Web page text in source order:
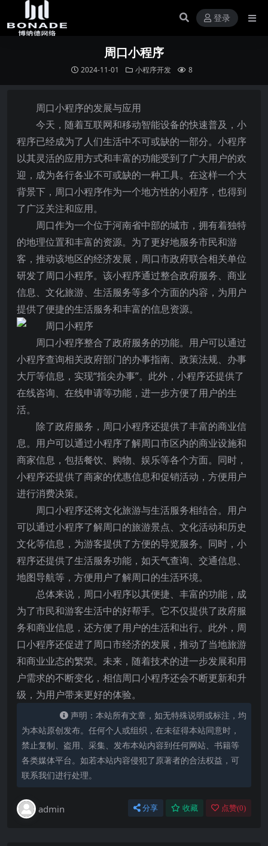
登录
周口小程序
2024-11-01 小程序开发 8
周口小程序的发展与应用
今天，随着互联网和移动智能设备的快速普及，小
程序已经成为了人们生活中不可或缺的一部分。小程序
以其灵活的应用方式和丰富的功能受到了广大用户的欢
迎，成为各行各业不可或缺的一种工具。在这样一个大
背景下，周口小程序作为一个地方性的小程序，也得到
了广泛关注和应用。
周口作为一个位于河南省中部的城市，拥有着独特
的地理位置和丰富的资源。为了更好地服务市民和游
客，推动该地区的经济发展，周口市政府联合相关单位
研发了周口小程序。该小程序通过整合政府服务、商业
信息、文化旅游、生活服务等多个方面的内容，为用户
提供了便捷的生活服务和丰富的信息资源。
周口小程序整合了政府服务的功能。用户可以通过
小程序查询相关政府部门的办事指南、政策法规、办事
大厅等信息，实现“指尖办事”。此外，小程序还提供了
在线咨询、在线申请等功能，进一步方便了用户的生
活。
除了政府服务，周口小程序还提供了丰富的商业信
息。用户可以通过小程序了解周口市区内的商业设施和
商家信息，包括餐饮、购物、娱乐等各个方面。同时，
小程序还提供了商家的优惠信息和促销活动，方便用户
进行消费决策。
周口小程序还将文化旅游与生活服务相结合。用户
可以通过小程序了解周口的旅游景点、文化活动和历史
文化等信息，为游客提供了方便的导览服务。同时，小
程序还提供了生活服务功能，如天气查询、交通信息、
地图导航等，方便用户了解周口的生活环境。
总体来说，周口小程序以其便捷、丰富的功能，成
为了市民和游客生活中的好帮手。它不仅提供了政府服
务和商业信息，还方便了用户的生活和出行。此外，周
口小程序还促进了周口市经济的发展，推动了当地旅游
和商业业态的繁荣。未来，随着技术的进一步发展和用
户需求的不断变化，相信周口小程序还会不断更新和升
级，为用户带来更好的体验。
声明：本站所有文章，如无特殊说明或标注，均
为本站原创发布。任何个人或组织，在未征得本站同意时，
禁止复制、盗用、采集、发布本站内容到任何网站、书籍等
各类媒体平台。如若本站内容侵犯了原著者的合法权益，可
联系我们进行处理。
admin 分享 收藏 点赞(0)